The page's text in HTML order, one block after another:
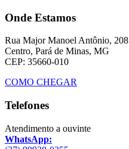
Onde Estamos
Rua Major Manoel Antônio, 208
Centro, Pará de Minas, MG
CEP: 35660-010
COMO CHEGAR
Telefones
Atendimento a ouvinte
WhatsApp: